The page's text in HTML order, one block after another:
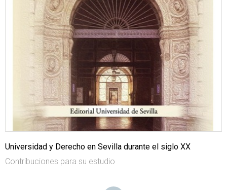
Universidad y Derecho en Sevilla durante el siglo XX
Contribuciones para su estudio